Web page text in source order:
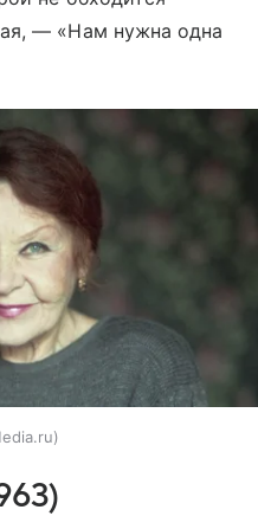
— «Нам нужна одна